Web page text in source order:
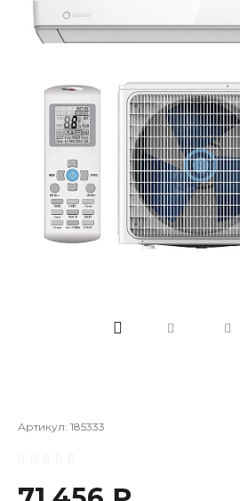
Артикул: 185333